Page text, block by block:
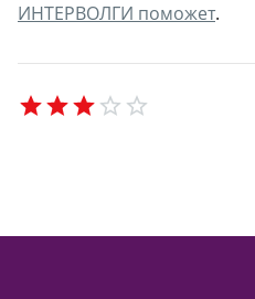
ИНТЕРВОЛГИ поможет.